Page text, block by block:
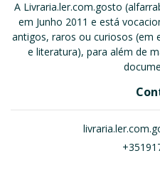
A Livraria.ler.com.gosto
em Junho 2011 e está
antigos, raros ou curiosos (em
e literatura), para além de